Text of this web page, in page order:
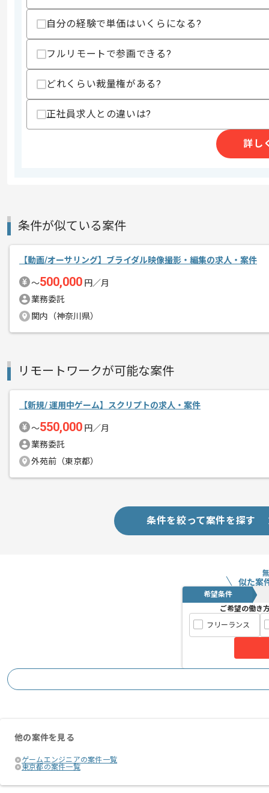
精算・お支払い
精算条件
有
精算基準時間
エージェントからのコ
版権物のゲームに強みがあります。
有名タイトルに携わりたい方には特に
自分の経験で単価はいくらになる?
フルリモートで参画できる?
どれくらい裁量権がある?
正社員求人との違いは?
詳し
条件が似ている案件
【動画/オーサリング】ブライダル映像撮影・編集の求人・案件
〜500,000 円／月
業務委託
関内（神奈川県）
リモートワークが可能な案件
【新規/ 運用中ゲーム】スクリプトの求人・案件
〜550,000 円／月
業務委託
外苑前（東京都）
条件を絞って案件を探す
似た案
希望条件
ご希望の働き
フリーランス
他の案件を見る
ゲームエンジニアの案件一覧
東京都の案件一覧